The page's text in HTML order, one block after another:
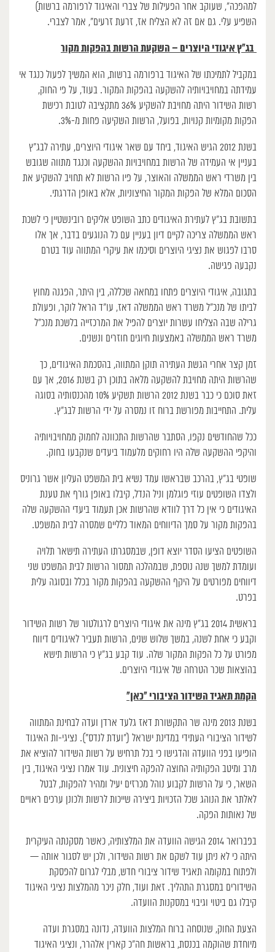
למהפכה”, שעוקב אחר הפעילות של צברי והאיגוד לרפורמה ברשות)
השפיע עלי. גם אם זה לא הצליח אז, זרעת זרעים”, אמר לצברי.
בג”ץ איגודי היוצרים – השקעת הרשות בהפקות מקור
במקביל לתמיכתו של האיגוד ברפורמה ברשות, הוא המשיך לפעול כנגד אי
עמידתה במחויבויותיה להשקעה בהפקות המקור. בעוד, על פי החוק,
רשות השידור היתה מחויבת להשקיע 36% מתקציבה לטובת רכישת
הפקות מקומיות קנויות, בפועל, הרשות השקיעה פחות מ-3%.
בשנת 2012 הגיש האיגוד, ביחד עם שאר איגודי היוצרים, עתירה לבג”ץ
בעניין אי העמידה של הרשות במחויבויות ההשקעה וכנגד מתווה שגובש
בין משרדי ראש הממשלה והאוצר, על פיו הרשות לא תחויב להשקיע את
הסכום המלא של הפקות המקור החיצוניות, אלא באופן הדרגתי.
בתשובת בג”ץ לעתירת האיגודים כתב השופט אליקים רובינשטיין כי לשכת
ראש הממשלה צריכה לקיים דיון בעניין עם כל הנוגעים בדבר, אך אלו
סרבו לפגוש את נציגי היוצרים וסיכמו את עיקרי המתווה עוד בטרם
נקבעה פגישה.
בתגובה, איגודי היוצרים פתחו במחאה שכללה, בין היתר, הפגנה מחוץ
לביתו של מנכ”ל משרד ראש הממשלה דאז, עו”ד הראל לוקר, ופעולת
גרילה שבה הצליחו עשרות יוצרים להפיל את המרכזייה בלשכת מנכ”ל
משרד ראש הממשלה באמצעות חיוגים חוזרים ונשנים.
זמן קצר אחרי הגשת העתירה תוקן המתווה, בהסכמת האיגודים, כך
שהרשות היתה מחויבת להשקעה מלאה בתוכן רק בשנת 2016, אך עם
זאת סוכם כי כבר בשנת 2012 הרשות תשקיע 10% מהכנסותיה בסוגה
עלית. התחייבות מפורשת ברוח זו נמסרה על ידי הרשות לבג”ץ.
ככל שהחודשים נקפו, הסתבר שהרשות התכוונה לחמוק ממחויבויותיה
והיקפי ההשקעה שלה היו רחוקים מלעמוד ביעדים שנקבעו בחוק.
שופטי בג”ץ, בהרכב שבראשו עמד נשיא בית המשפט העליון אשר גרוניס
ולצדו השופטים עוזי פוגלמן וניל הנדל, קיבלו באופן גורף את טענת
האיגודים כי אין כל דרך לוודא שהרשות אכן תעמוד ביעדי ההשקעה שלה
בהפקות מקור על סמך הדיווחים המאוד כלליים שמסרה לבית המשפט.
השופטים הציעו הסדר יוצא דופן, שבמסגרתו העתירה תישאר תלויה
ועומדת למשך שנה נוספת, שבמהלכה תמסור הרשות לבית המשפט שני
דיווחים מפורטים על היקף ההשקעה בהפקות מקור בכלל ובסוגה עלית
בפרט.
בראשית 2014 בג”ץ מינה את איגודי היוצרים לרגולטור של רשות השידור
וקבע כי אחת לשנה, במשך שלוש שנים, הרשות תעביר לאיגודים דיווח
מפורט על כל הפקות המקור שלה. עוד קבע בג”ץ כי הרשות תישא
בהוצאות שכר הטרחה של איגודי היוצרים.
הקמת תאגיד השידור הציבורי “כאן”
בשנת 2013 מינה שר התקשורת דאז גלעד ארדן ועדה לבחינת המתווה
לשידור הציבורי העתידי במדינת ישראל (“ועדת לנדס”). נציגי-ות האיגוד
הופיעו בפני הוועדה והדגישו כי בכל תרחיש על רשות השידור להוציא את
מרב ומיטב הפקותיה החוצה להפקה חיצונית. עוד אמרו נציגי האיגוד, בין
השאר, כי על הרשות לקבוע נוהל מכרזים יעיל ומהיר להפקות, לבטל
לאלתר את הנוהג שכל הזכויות ביצירה שייכות לרשות ולכונן ערכים ראויים
של נאותות הפקה.
בפברואר 2014 הגישה הוועדה את המלצותיה, כאשר מסקנתה העיקרית
היתה כי לא ניתן עוד לשקם את רשות השידור, ולכן יש לסגור אותה —
ולפתוח במקומה תאגיד שידור ציבורי חדש, מבלי לגרום להפסקת
השידורים במסגרת התהליך. זאת ועוד, חלק ניכר מהמלצות נציגי האיגוד
קיבלו גם ביטוי וגיבוי במסקנות הוועדה.
הצעת החוק, שנוסחה ברוח המלצות הוועדה, נדונה במסגרת ועדה
מיוחדת שהוקמה בכנסת, בראשות חה”כ קארין אלהרר, ונציגי האיגוד